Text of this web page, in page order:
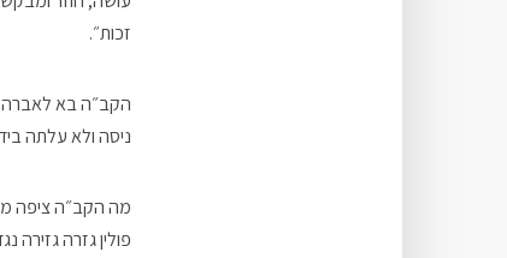
זכות״.
הקב״ה בא
ניסה ולא עלתה
פולין גזרה